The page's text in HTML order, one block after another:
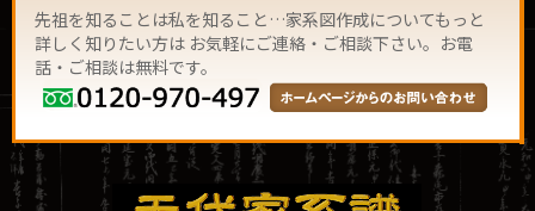
先祖を知ることは私を知ること…家系図作成についてもっと
詳しく知りたい方は お気軽にご連絡・ご相談下さい。お電
話・ご相談は無料です。